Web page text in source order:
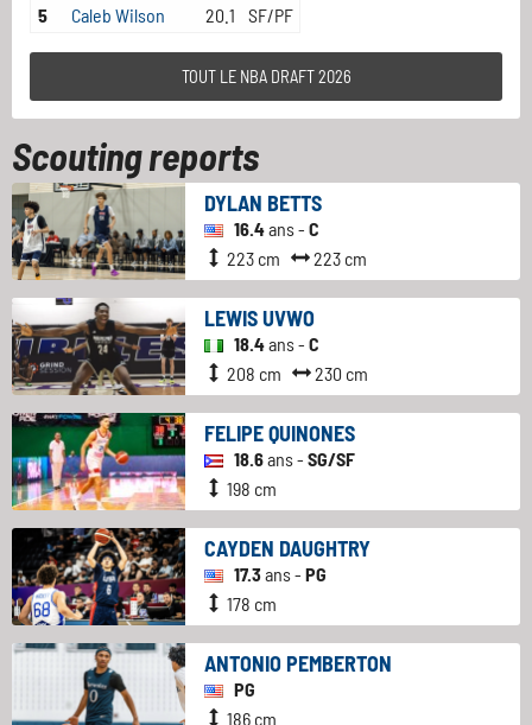
5
Caleb Wilson 20.1 SF/PF
TOUT LE NBA DRAFT 2026
Scouting reports
DYLAN BETTS
16.4ans - C
223 cm
223 cm
LEWIS UVWO
18.4ans - C
208 cm
230 cm
FELIPE QUINONES
18.6ans - SG/SF
198 cm
CAYDEN DAUGHTRY
17.3ans - PG
178 cm
ANTONIO PEMBERTON
PG
186 cm